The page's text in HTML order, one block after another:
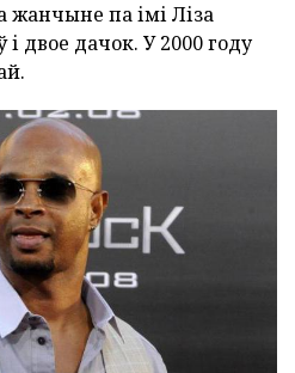
па імі Ліза
двое дачок. У 2000 году